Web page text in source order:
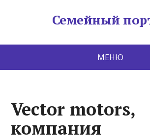
Семейный
МЕНЮ
Vector motors,
компания